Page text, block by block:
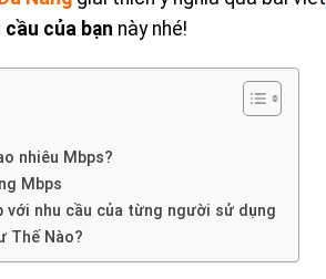
của bạn này nhé!
nhiêu Mbps?
Mbps
nhu cầu của từng người sử dụng
Thế Nào?